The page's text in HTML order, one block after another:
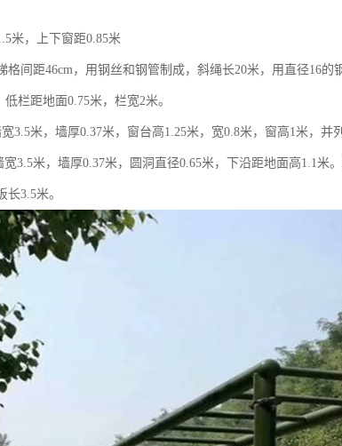
米，上下窗距0.85米
格间距46cm，用钢丝和钢管制成，斜绳长20米，用直径16的
栏距地面0.75米，栏宽2米。
3.5米，墙厚0.37米，窗台高1.25米，宽0.8米，窗高1米，并
3.5米，墙厚0.37米，圆洞直径0.65米，下沿距地面高1.1米
3.5米。